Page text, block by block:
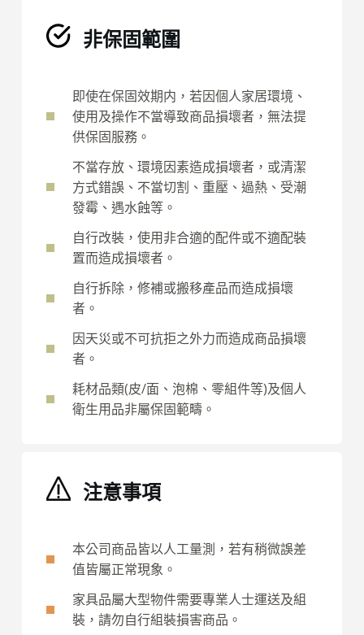
非保固範圍
即使在保固效期内，若因個人家居環境、
使用及操作不當導致商品損壞者，無法提
供保固服務。
不當存放、環境因素造成損壞者，或清潔
方式錯誤、不當切割、重壓、過熱、受潮
發霉、遇水蝕等。
自行改裝，使用非合適的配件或不適配裝
置而造成損壞者。
自行拆除，修補或搬移產品而造成損壞
者。
因天災或不可抗拒之外力而造成商品損壞
者。
耗材品類(皮/面、泡棉、零組件等)及個人
衛生用品非屬保固範疇。
注意事項
本公司商品皆以人工量測，若有稍微誤差
值皆屬正常現象。
家具品屬大型物件需要專業人士運送及組
裝，請勿自行組裝損害商品。